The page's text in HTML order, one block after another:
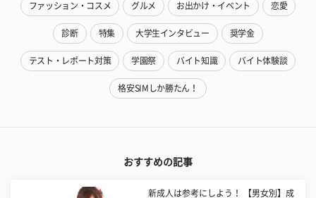
ファッション・コスメ グルメ お出かけ・イベント 恋愛
診断 特集 大学生インタビュー 奨学金
テスト・レポート対策 学園祭 バイト知識 バイト体験談
格安SIMしか勝たん！
おすすめの記事
新成人は参考にしよう！ 【男女別】成